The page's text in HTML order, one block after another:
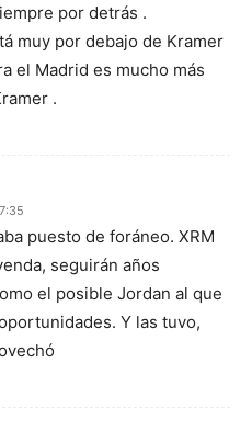
por detrás .
muy por debajo de Kramer
el Madrid es mucho más
.
puesto de foráneo. XRM
seguirán años
el posible Jordan al que
Y las tuvo,